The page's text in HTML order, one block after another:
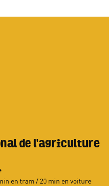
de l'agriculture
en tram / 20 min en voiture